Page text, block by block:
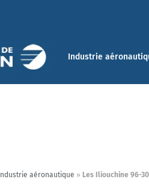
Industrie
Industrie aéronautique » Les Iliouchine 96-